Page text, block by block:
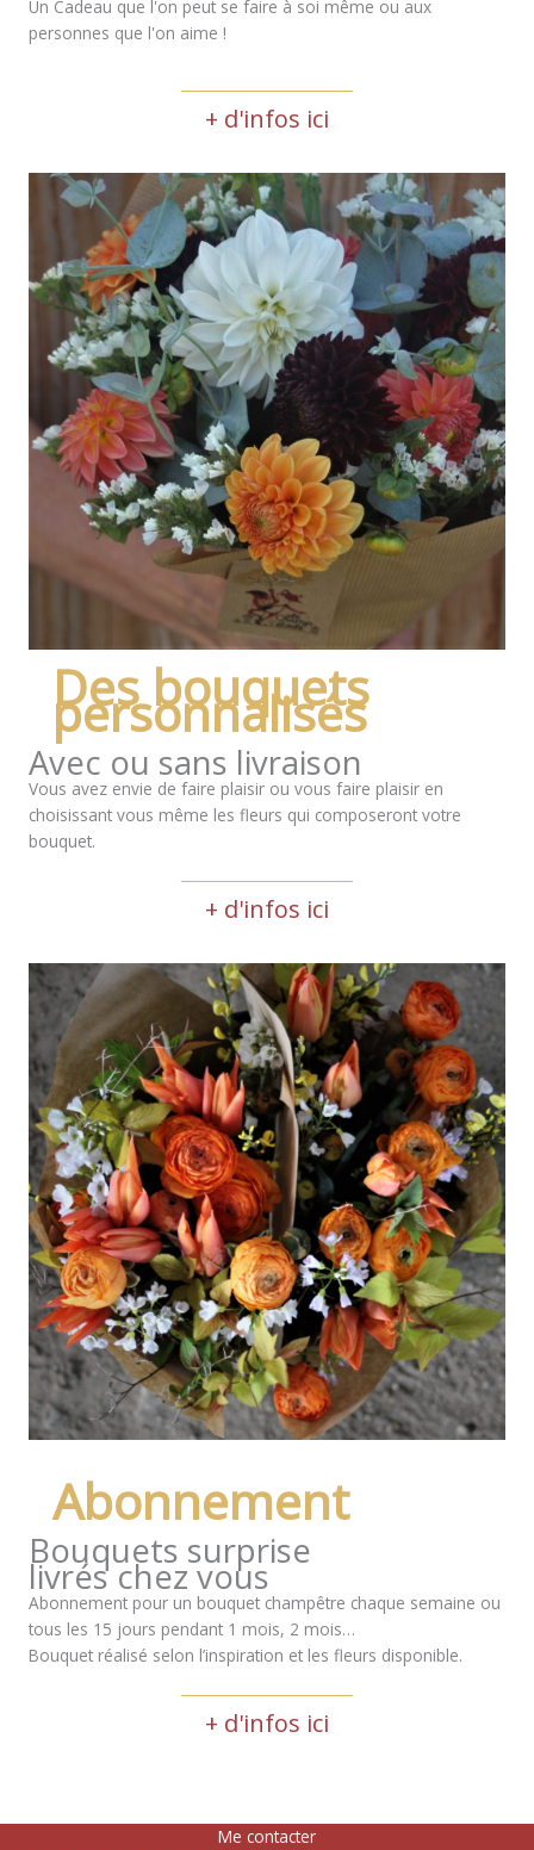
Abonnement
Bouquets surprise
livrés chez vous
Abonnement pour un bouquet champêtre chaque semaine ou
tous les 15 jours pendant 1 mois, 2 mois…
Bouquet réalisé selon l’inspiration et les fleurs disponible.
+ d'infos ici
Des bouquets
personnalisés
Avec ou sans livraison
Vous avez envie de faire plaisir ou vous faire plaisir en
choisissant vous même les fleurs qui composeront votre
bouquet.
+ d'infos ici
Un Cadeau que l'on peut se faire à soi même ou aux
personnes que l'on aime !
+ d'infos ici
Me contacter